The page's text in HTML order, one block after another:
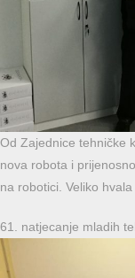
Od Zajednice tehničke
nova robota i
na robotici. Veliko hvala
61. natjecanje mladih